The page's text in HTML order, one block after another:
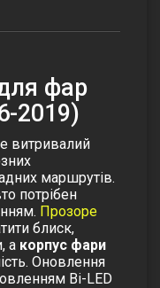
фар
2019)
витривалий
маршрутів.
потрібен
Прозоре
блиск,
а корпус фари
Оновлення
Bi-LED